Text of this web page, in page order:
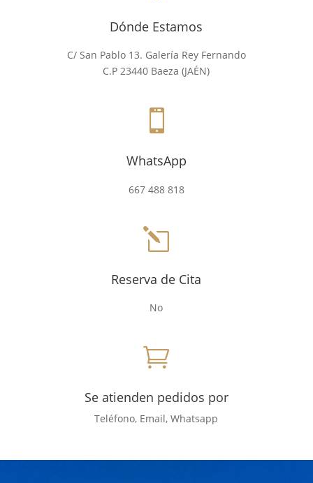
Dónde Estamos
C/ San Pablo 13. Galería Rey Fernando
C.P 23440 Baeza (JAÉN)

WhatsApp
667 488 818
l
Reserva de Cita
No

Se atienden pedidos por
Teléfono, Email, Whatsapp